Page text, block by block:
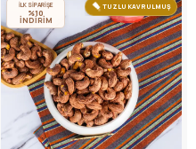
TUZLU KAVRULMUŞ
İLK SİPARİŞE
%10
İNDİRİM